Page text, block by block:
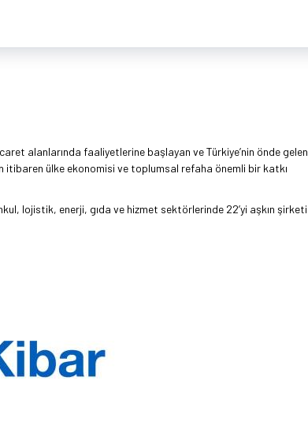
alanlarında faaliyetlerine başlayan ve Türkiye’nin önde gelen
itibaren ülke ekonomisi ve toplumsal refaha önemli bir katkı
lojistik, enerji, gıda ve hizmet sektörlerinde 22’yi aşkın şirketi